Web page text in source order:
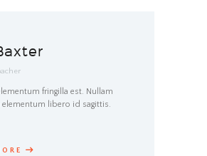
fringilla est. Nullam
elementum libero id sagittis.